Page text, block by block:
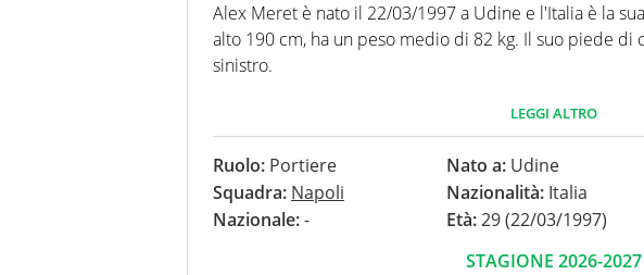
Alex Meret è nato il 22/03/1997 a Udine e l'Italia è la
alto 190 cm, ha un peso medio di 82 kg. Il suo piede di
sinistro.
In questa stagione ha disputato nel campionato Serie A
gol.
LEGGI ALTRO
Ruolo: Portiere
Squadra: Napoli
Nazionale:-
Nato a:Udine
Nazionalità:Italia
Età:29 (22/03/1997)
STAGIONE 2026-2027